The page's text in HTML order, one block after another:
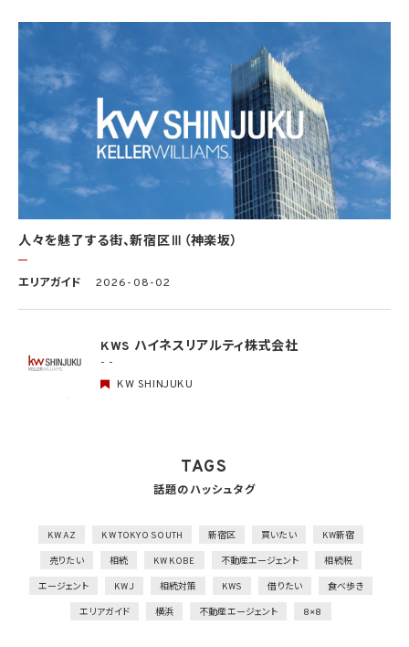
全管理が図られるよう、必要かつ適切な監督を行います。当社の保有個人データに関す
る具体的な安全管理措置の内容は、以下のとおりです。
基本方針の策定
個人データの適正な取扱いの確保のため、「関係法令・ガイドライン等の遵守」、「質問及
び苦情処理の窓口」等についての基本方針として、本プライバシーポリシーを策定
個人データの取扱いに係る規律の整備
取得、利用、保存、提供、削除・廃棄等の段階ごとに、取扱方法、責任者・担当者及びその
任務等について個人データの取扱規程を策定
組織的安全管理措置
1）個人データの取扱いに関する責任者を設置するとともに、個人データを取り扱う従業
者及び当該従業者が取り扱う個人データの範囲を明確化し、法や取扱規程に違反してい
部の者による監査を実施
1）個人データの取扱いに関する留意事項について、従業者に定期的な研修を実施
2）個人データについての秘密保持に関する事項を就業規則に記載
物理的安全管理措置
合、容易に個人データが判明しないよう措置を実施
2）個人データを取り扱う情報システムを外部からの不正アクセス又は不正ソフトウェア
外的環境の把握
全管理措置を実施
人々を魅了する街、新宿区Ⅲ（神楽坂）
エリアガイド 2026-08-02
KWS ハイネスリアルティ株式会社
- -
KW SHINJUKU
TAGS
話題のハッシュタグ
KW AZ KW TOKYO SOUTH 新宿区 買いたい KW新宿
売りたい 相続 KW KOBE 不動産エージェント 相続税
エージェント KWJ 相続対策 KWS 借りたい 食べ歩き
エリアガイド 横浜 不動産エージェント 8×8